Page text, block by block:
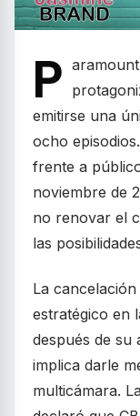
P
emitirse una
ocho
frente a
noviembre de
no renovar el
las
La
estratégico en
después de su
implica darle
multicámara.